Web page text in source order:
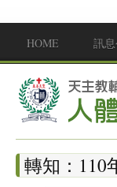
Main menu
HOME 訊
轉知：110